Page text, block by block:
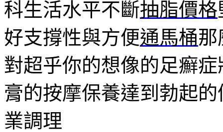
科生活水平不斷抽脂價格
好支撐性與方便通馬桶那
對超乎你的想像的足癬症
膏的按摩保養達到勃起的
業調理